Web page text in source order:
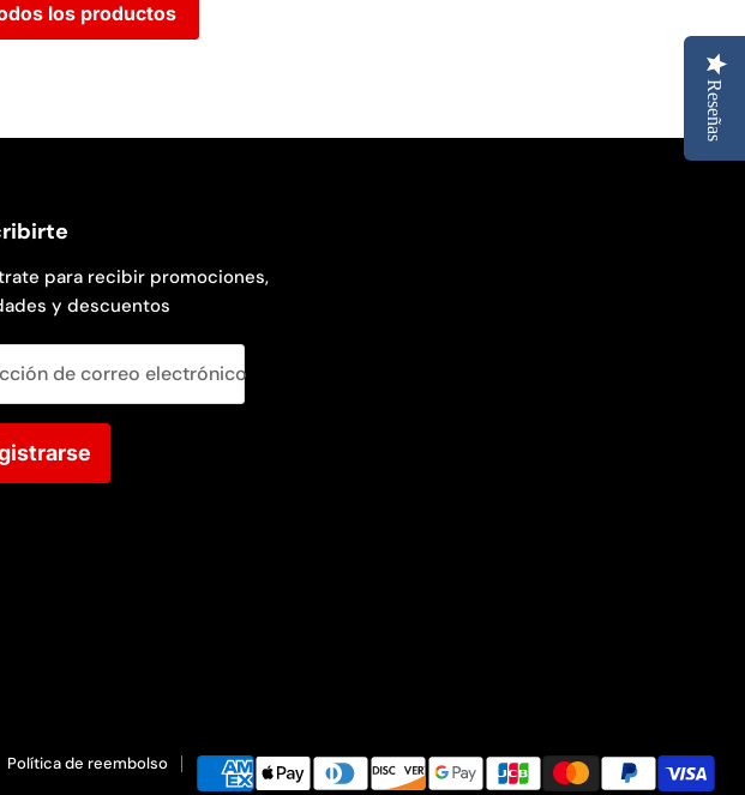
los productos
para recibir promociones,
y descuentos
de correo electrónico
Política de reembolso
Reseñas